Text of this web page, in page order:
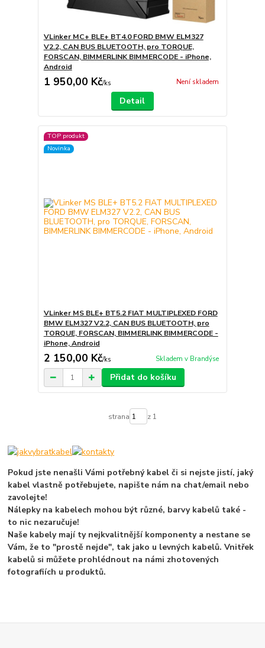
VLinker MC+ BLE+ BT4.0 FORD BMW ELM327
V2.2, CAN BUS BLUETOOTH, pro TORQUE,
FORSCAN, BIMMERLINK BIMMERCODE - iPhone,
Android
1 950,00 Kč/ks Není skladem
Detail
TOP produkt
Novinka
VLinker MS BLE+ BT5.2 FIAT MULTIPLEXED FORD
BMW ELM327 V2.2, CAN BUS BLUETOOTH, pro
TORQUE, FORSCAN, BIMMERLINK BIMMERCODE -
iPhone, Android
2 150,00 Kč/ks Skladem v Brandýse
Přidat do košíku
strana z 1
Pokud jste nenašli Vámi potřebný kabel či si nejste jistí, jaký
kabel vlastně potřebujete, napište nám na chat/email nebo
zavolejte!
Nálepky na kabelech mohou být různé, barvy kabelů také -
to nic nezaručuje!
Naše kabely mají ty nejkvalitnější komponenty a nestane se
Vám, že to "prostě nejde", tak jako u levných kabelů. Vnitřek
kabelů si můžete prohlédnout na námi zhotovených
fotografiích u produktů.